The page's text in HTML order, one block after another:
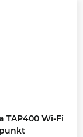
TAP400 Wi-Fi